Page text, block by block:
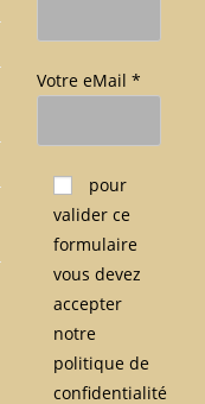
Votre eMail *
Veuillez laisser ce
pour
valider ce
formulaire
vous devez
accepter
notre
politique de
confidentialité